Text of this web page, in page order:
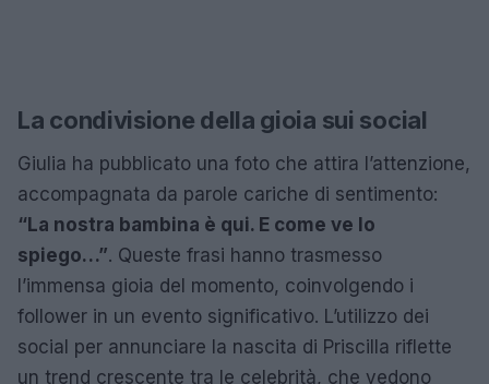
La condivisione della gioia sui social
Giulia ha pubblicato una foto che attira l’attenzione,
accompagnata da parole cariche di sentimento:
“La nostra bambina è qui. E come ve lo
spiego…”. Queste frasi hanno trasmesso
l’immensa gioia del momento, coinvolgendo i
follower in un evento significativo. L’utilizzo dei
social per annunciare la nascita di Priscilla riflette
un trend crescente tra le celebrità, che vedono